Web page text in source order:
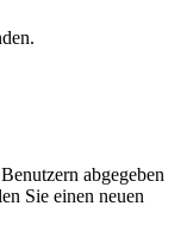
abgegeben
Sie einen neuen